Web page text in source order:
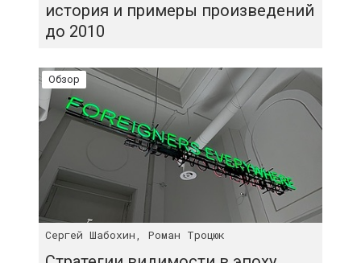
история и примеры произведений
до 2010
Обзор
Сергей Шабохин, Роман Троцюк